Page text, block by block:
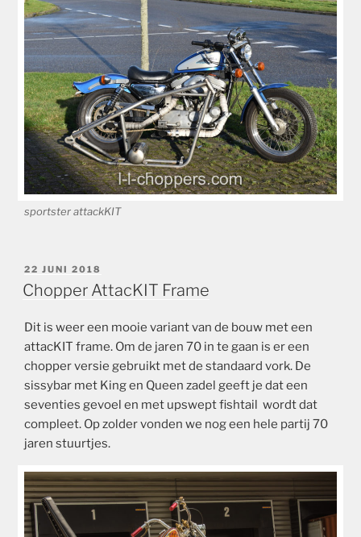
sportster attackKIT
GEPLAATST
OP
22 JUNI 2018
Chopper AttacKIT Frame
Dit is weer een mooie variant van de bouw met een
attacKIT frame. Om de jaren 70 in te gaan is er een
chopper versie gebruikt met de standaard vork. De
sissybar met King en Queen zadel geeft je dat een
seventies gevoel en met upswept fishtail wordt dat
compleet. Op zolder vonden we nog een hele partij 70
jaren stuurtjes.